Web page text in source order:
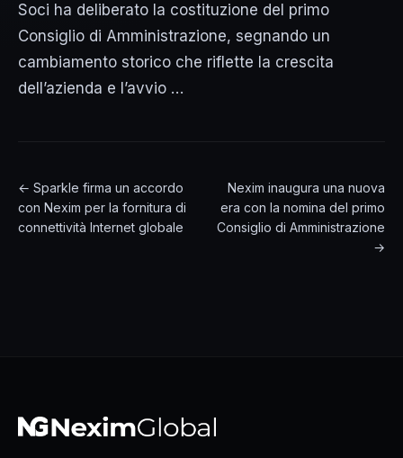
Soci ha deliberato la costituzione del primo
Consiglio di Amministrazione, segnando un
cambiamento storico che riflette la crescita
dell’azienda e l’avvio …
← Sparkle firma un accordo
con Nexim per la fornitura di
connettività Internet globale
Nexim inaugura una nuova
era con la nomina del primo
Consiglio di Amministrazione
→